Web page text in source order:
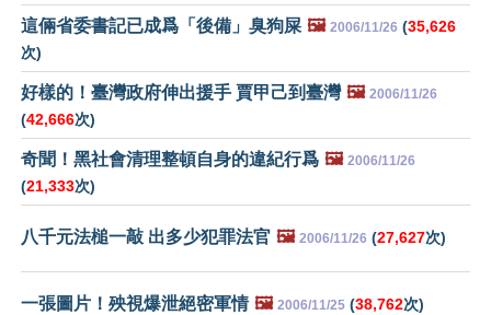
這倆省委書記已成爲「後備」臭狗屎 🖼️ 2006/11/26 (35,626
次)
好樣的！臺灣政府伸出援手 賈甲己到臺灣 🖼️ 2006/11/26
(42,666次)
奇聞！黑社會清理整頓自身的違紀行爲 🖼️ 2006/11/26
(21,333次)
八千元法槌一敲 出多少犯罪法官 🖼️ 2006/11/26 (27,627次)
一張圖片！殃視爆泄絕密軍情 🖼️ 2006/11/25 (38,762次)